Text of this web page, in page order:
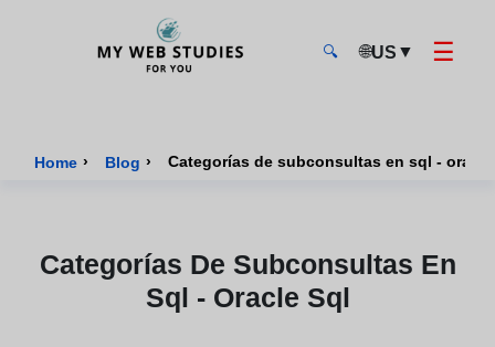
🔍 🌐US ▼ ☰
Home › Blog › Categorías de subconsultas en sql -
Categorías De Subconsultas En
Sql - Oracle Sql